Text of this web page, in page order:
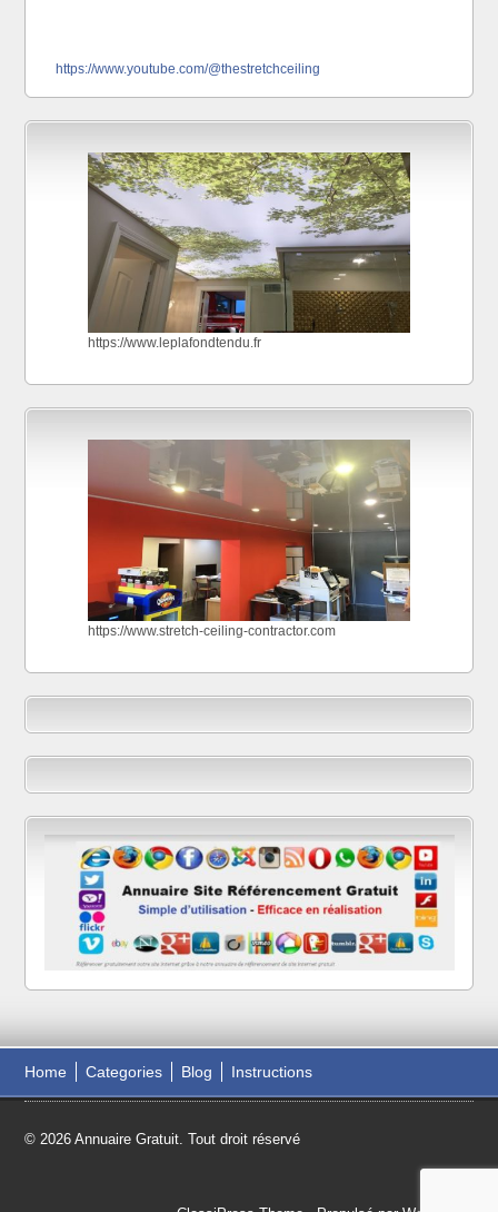
https://www.youtube.com/@thestretchceiling
https://www.leplafondtendu.fr
https://www.stretch-ceiling-contractor.com
Home Categories Blog Instructions
© 2026 Annuaire Gratuit. Tout droit réservé